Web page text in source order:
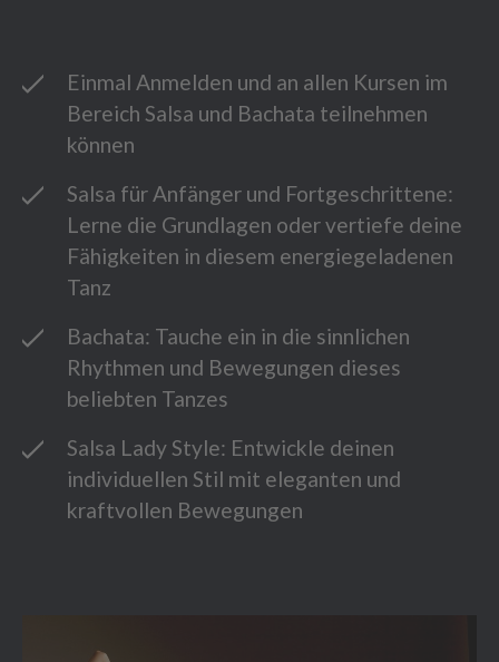
Einmal Anmelden und an allen Kursen im
Bereich Salsa und Bachata teilnehmen
können
Salsa für Anfänger und Fortgeschrittene:
Lerne die Grundlagen oder vertiefe deine
Fähigkeiten in diesem energiegeladenen
Tanz
Bachata: Tauche ein in die sinnlichen
Rhythmen und Bewegungen dieses
beliebten Tanzes
Salsa Lady Style: Entwickle deinen
individuellen Stil mit eleganten und
kraftvollen Bewegungen